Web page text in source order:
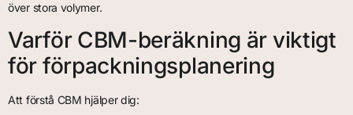
över stora volymer.
Varför CBM-beräkning är viktigt
för förpackningsplanering
Att förstå CBM hjälper dig: